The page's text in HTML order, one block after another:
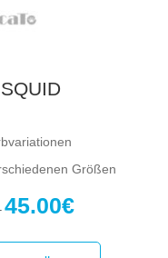
Größen
45.00€Preisspanne:
45.00€